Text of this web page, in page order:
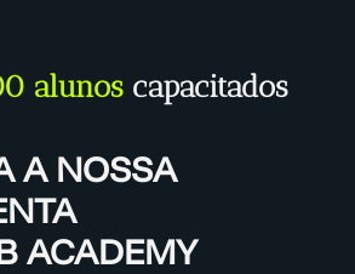
alunos capacitados
A NOSSA
ACADEMY